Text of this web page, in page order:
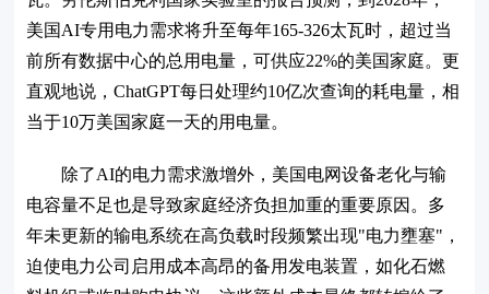
美国AI专用电力需求将升至每年165-326太瓦时，超过当
前所有数据中心的总用电量，可供应22%的美国家庭。更
直观地说，ChatGPT每日处理约10亿次查询的耗电量，相
当于10万美国家庭一天的用电量。
除了AI的电力需求激增外，美国电网设备老化与输
电容量不足也是导致家庭经济负担加重的重要原因。多
年未更新的输电系统在高负载时段频繁出现"电力壅塞"，
迫使电力公司启用成本高昂的备用发电装置，如化石燃